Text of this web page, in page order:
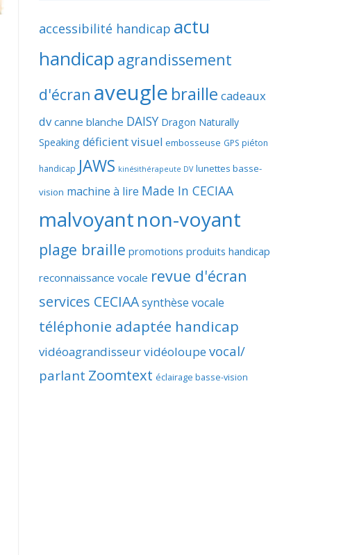
accessibilité handicap actu
handicap agrandissement
d'écran aveugle braille cadeaux
dv canne blanche DAISY Dragon Naturally
Speaking déficient visuel embosseuse GPS piéton
handicap JAWS kinésithérapeute DV lunettes basse-
vision machine à lire Made In CECIAA
malvoyantnon-voyant
plage braille promotions produits handicap
reconnaissance vocale revue d'écran
services CECIAAsynthèse vocale
téléphonie adaptée handicap
vidéoagrandisseurvidéoloupevocal/
parlant Zoomtext éclairage basse-vision